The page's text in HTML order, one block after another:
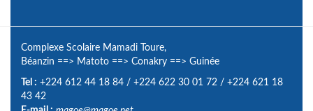
Complexe Scolaire Mamadi Toure,
Béanzin ==> Matoto ==> Conakry ==> Guinée
Tel : +224 612 44 18 84 / +224 622 30 01 72 / +224 621 18
43 42